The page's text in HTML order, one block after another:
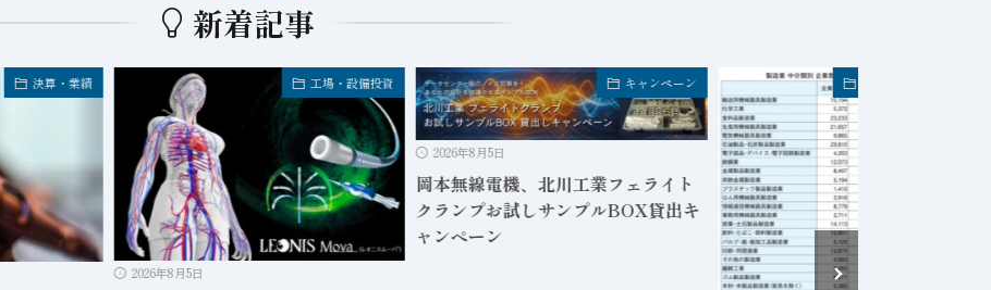
新着記事
決算・業績 工場・設備投資
2026年8月5日
キャンペーン
2026年8月5日
岡本無線電機、北川工業フェライト
クランプお試しサンプルBOX貸出キ
ャンペーン